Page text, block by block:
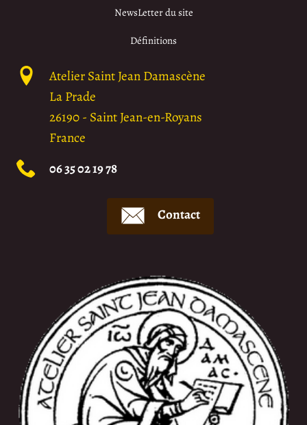
NewsLetter du site
Définitions
Atelier Saint Jean Damascène
La Prade
26190- Saint Jean-en-Royans
France
06 35 02 19 78
Contact